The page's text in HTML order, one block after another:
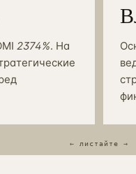
2374%. На